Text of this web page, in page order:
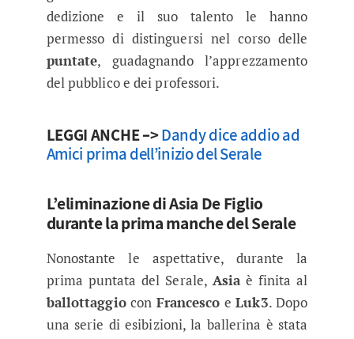
dedizione e il suo talento le hanno
permesso di distinguersi nel corso delle
puntate, guadagnando l’apprezzamento
del pubblico e dei professori.
LEGGI ANCHE –>Dandy dice addio ad
Amici prima dell’inizio del Serale
L’eliminazione di Asia De Figlio
durante la prima manche del Serale
Nonostante le aspettative, durante la
prima puntata del Serale, Asiaè finita al
ballottaggiocon Francesco eLuk3. Dopo
una serie di esibizioni, la ballerina è stata